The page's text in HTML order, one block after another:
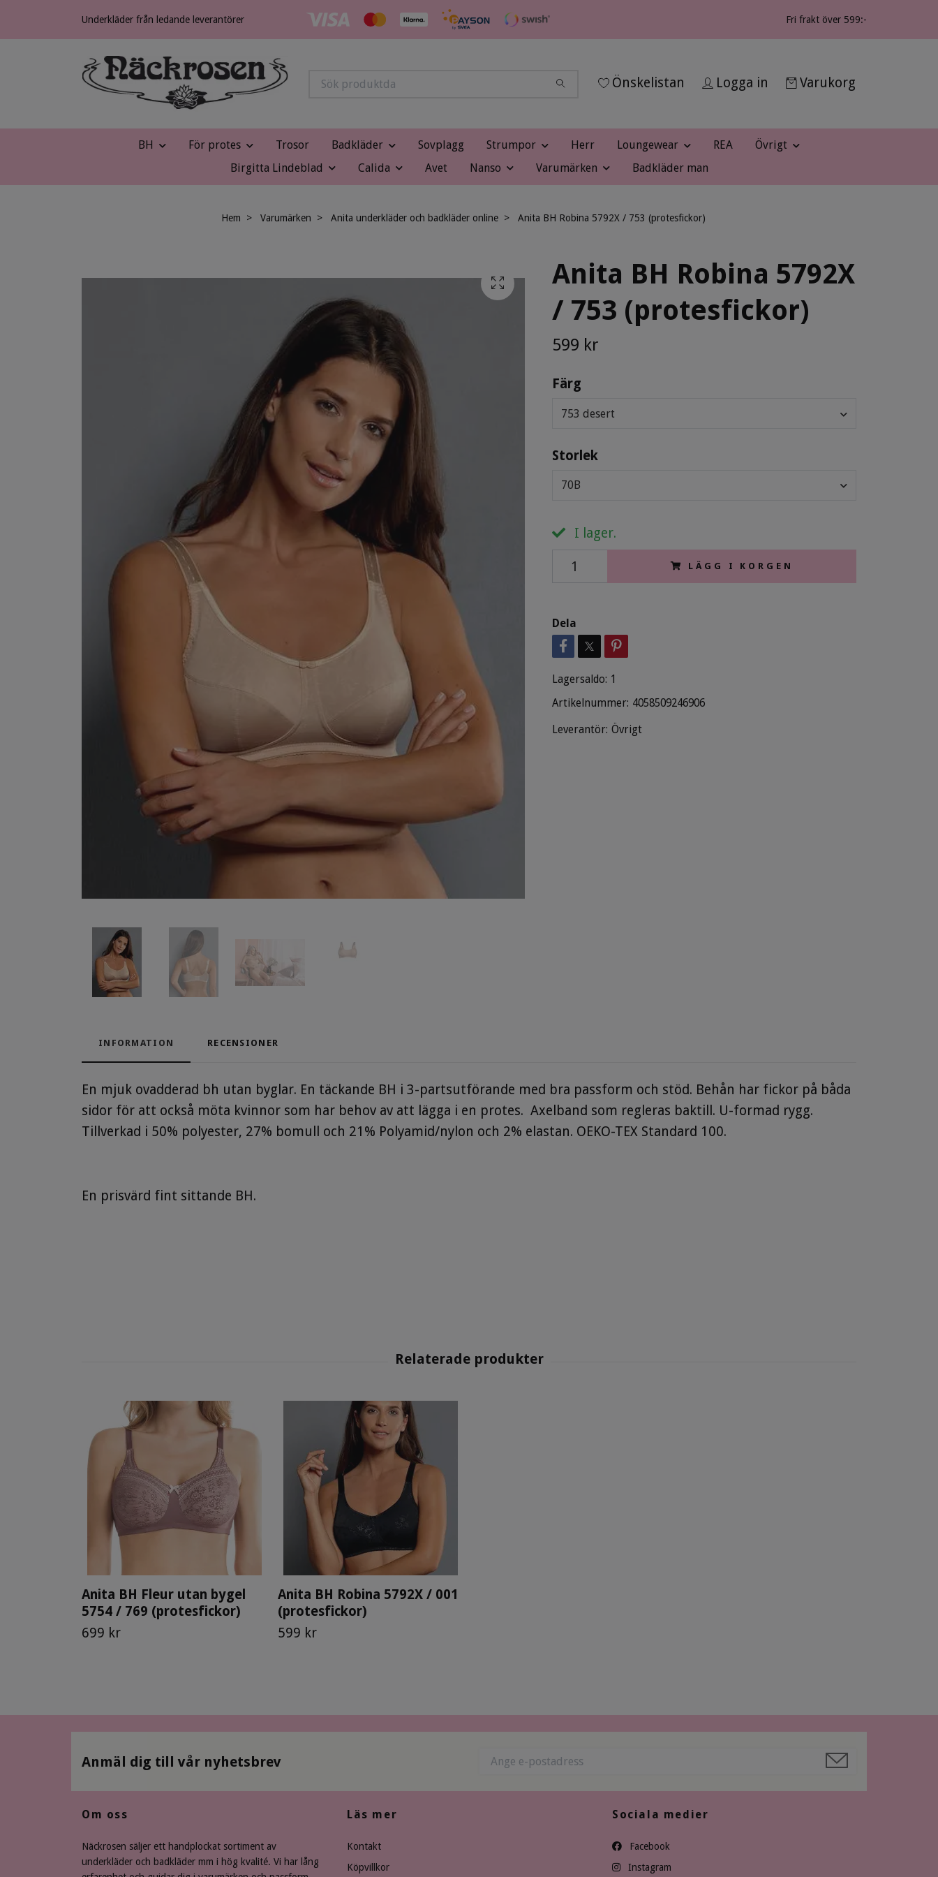
Underkläder från ledande leverantörer Fri frakt över 599:-
Önskelistan Logga in Varukorg
BH För protes Trosor Badkläder Sovplagg Strumpor Herr Loungewear REA
Övrigt
Birgitta Lindeblad
Calida Avet Nanso Varumärken Badkläder man
Hem Varumärken Anita underkläder och badkläder online Anita BH Robina 5792X / 753 (protesfickor)
Anita BH Robina 5792X
/ 753 (protesfickor)
599 kr
Färg
753 desert
Storlek
70B
I lager.
LÄGG I KORGEN
Dela
Lagersaldo: 1
Artikelnummer: 4058509246906
Leverantör: Övrigt
INFORMATION RECENSIONER
En mjuk ovadderad bh utan byglar. En täckande BH i 3-partsutförande med bra passform och stöd. Behån har fickor på båda
sidor för att också möta kvinnor som har behov av att lägga i en protes. Axelband som regleras baktill. U-formad rygg.
Tillverkad i 50% polyester, 27% bomull och 21% Polyamid/nylon och 2% elastan. OEKO-TEX Standard 100.
En prisvärd fint sittande BH.
Anita BH Fleur utan bygel
5754 / 769 (protesfickor)
699 kr
Anita BH Robina 5792X / 001
(protesfickor)
599 kr
Anmäl dig till vår nyhetsbrev
Om oss
Näckrosen säljer ett handplockat sortiment av
underkläder och badkläder mm i hög kvalité. Vi har lång
Läs mer
Kontakt
Köpvillkor
Sociala medier
Facebook
Instagram